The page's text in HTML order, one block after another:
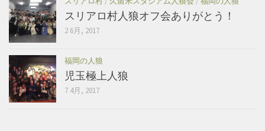
スリアロ村人狼オフ会ありがとう！
2 6月, 2017
福岡の人狼
児玉極上人狼
7 4月, 2017